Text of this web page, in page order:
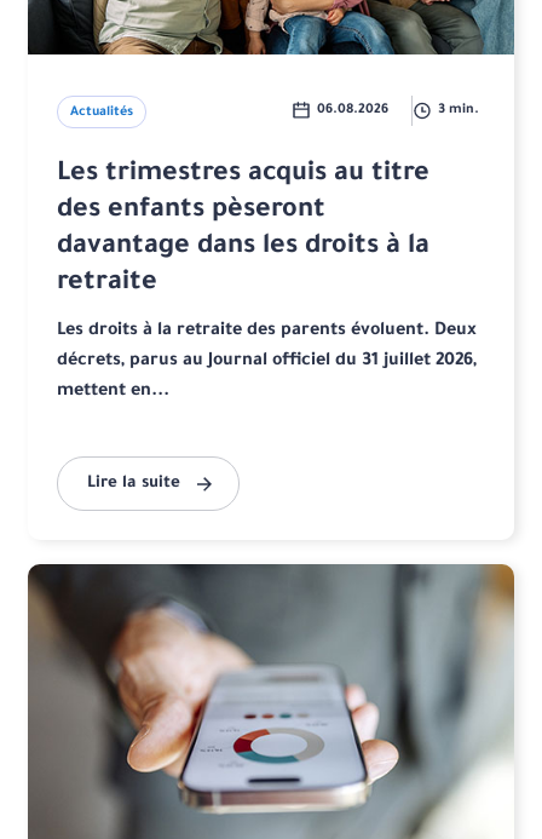
Actualités 06.08.2026 3 min.
Les trimestres acquis au titre
des enfants pèseront
davantage dans les droits à la
retraite
Les droits à la retraite des parents évoluent. Deux
décrets, parus au Journal officiel du 31 juillet 2026,
mettent en...
Lire la suite